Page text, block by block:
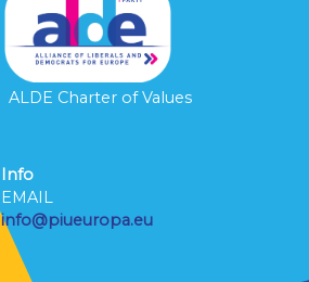
ALDE Charter of Values
Info
EMAIL
info@piueuropa.eu